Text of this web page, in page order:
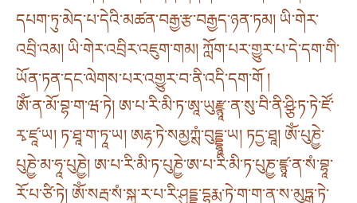
དཔག་ཏུ་མེད་པ་དེའི་མཚན་བརྒྱ་རྩ་བརྒྱད་ཉན་ཏམ། ཡི་གེར་
འབྲི་འམ། ཡི་གེར་འབྲིར་འཇུག་གམ། ཀློག་པར་གྱུར་པ་དེ་དག་གི་
ཡོན་ཏན་དང་ལེགས་པར་འགྱུར་བ་ནི་འདི་དག་གོ །
ཨོཾ་ན་མོ་བྷ་ག་ཝ་ཏེ། ཨ་པ་རི་མི་ཏ་ཨཱ་ཡུརྫྙཱ་ན་སུ་བི་ནི་ཤྩི་ཏ་ཏེ་ཛོ་
རྭ་ཛཱ་ཡ། ཏ་ཐཱ་ག་ཏཱ་ཡ། ཨརྷ་ཏེ་སམྱཀྶཾ་བུདྡྷཱ་ཡ། ཏདྱ་ཐཱ། ཨོཾ་པུཎྱེ་
པུཎྱེ་མ་ཧཱ་པུཎྱེ། ཨ་པ་རི་མི་ཏ་པུཎྱེ་ཨ་པ་རི་མི་ཏ་པུཎྱ་ཛྙཱ་ན་སཾ་བྷཱ་
རོ་པ་ཙི་ཏེ། ཨོཾ་སརྦ་སཾ་སྐཱ་ར་པ་རི་ཤུདྡྷ་དྷརྨ་ཏེ་ག་ག་ན་ས་མུཏྒ་ཏེ་